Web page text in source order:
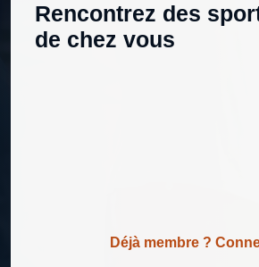
Rencontrez des
de chez vous
Déjà membre ?